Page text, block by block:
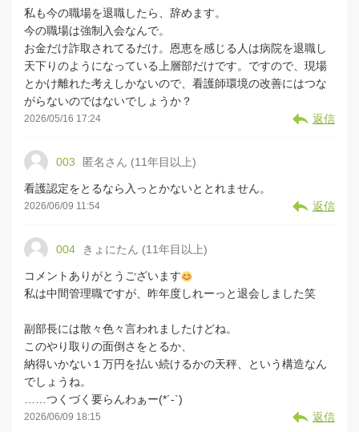
私も今の職場を退職したら、辞めます。
今の職場は強制入会なんで。
お金だけ詐取されてるだけ。恩恵を感じる人は病院を退職し
天下りのようになっている上層部だけです。ですので、現場
とかけ離れた考えしかないので、看護師環境の改善にはつな
がらないのではないでしょうか？
2026/05/16 17:24 返信
003 匿名さん (11年目以上)
看護認定をとるなら入っとかないととれません。
2026/06/09 11:54 返信
004 きょにたん (11年目以上)
コメントありがとうございます
私は中間管理職ですが、昨年度しれーっと退会しました笑
副部長には散々色々言われましたけどね。
このやり取りの面倒さをとるか、
納得いかない１万円を払い続けるかの天秤、という構造なん
でしょうね。
……つくづく要らんわぁー(*´-`)
2026/06/09 18:15 返信